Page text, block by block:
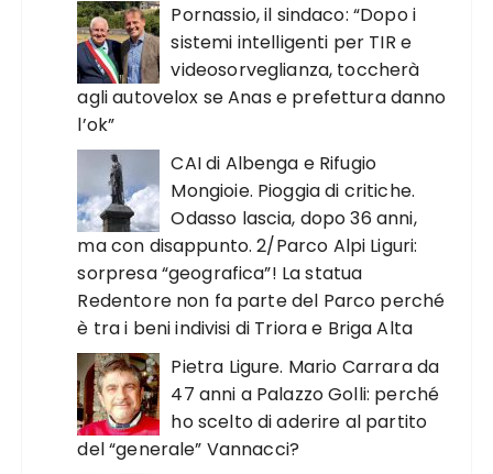
Pornassio, il sindaco: “Dopo i
sistemi intelligenti per TIR e
videosorveglianza, toccherà
agli autovelox se Anas e prefettura danno
l’ok”
CAI di Albenga e Rifugio
Mongioie. Pioggia di critiche.
Odasso lascia, dopo 36 anni,
ma con disappunto. 2/Parco Alpi Liguri:
sorpresa “geografica”! La statua
Redentore non fa parte del Parco perché
è tra i beni indivisi di Triora e Briga Alta
Pietra Ligure. Mario Carrara da
47 anni a Palazzo Golli: perché
ho scelto di aderire al partito
del “generale” Vannacci?